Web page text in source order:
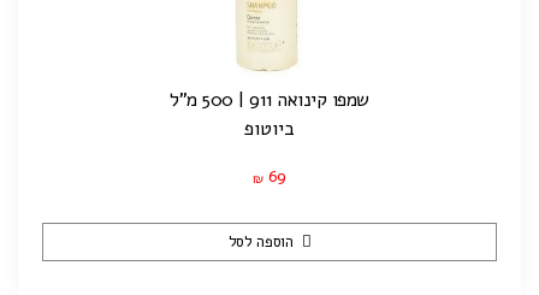
שמפו קינואה 911 | 500 מ"ל
ביוטופ
₪ 69
הוספה לסל